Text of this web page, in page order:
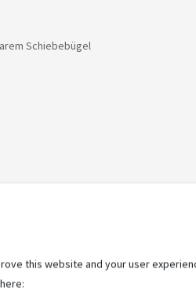
Schiebebügel
this website and your user